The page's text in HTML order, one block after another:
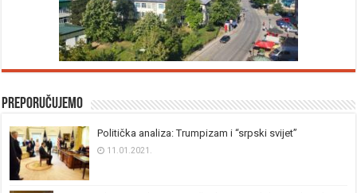
Preporučujemo
Politička analiza: Trumpizam i “srpski svijet”
11.01.2021.